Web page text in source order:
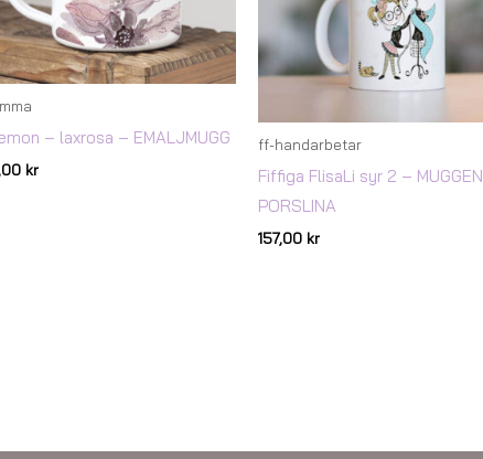
– laxrosa – EMALJMUGG
kr
ff-handarbetar
Fiffiga FlisaLi syr 2 – MUGGEN
PORSLINA
157,00 kr